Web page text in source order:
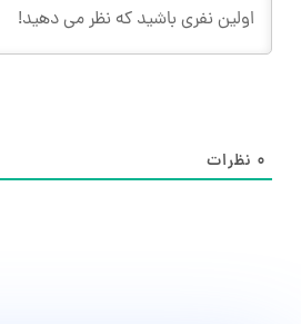
۰ نظرات